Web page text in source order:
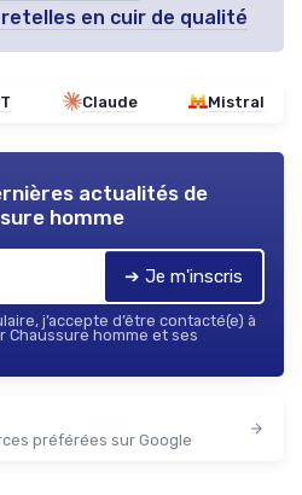
en cuir de qualité
Claude Mistral
actualités de
homme
➔ Je m'inscris
j’accepte d’être contacté(e) à
Chaussure homme et ses
préférées sur Google